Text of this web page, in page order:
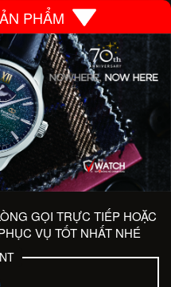
PHẨM
GỌI TRỰC TIẾP HOẶC
VỤ TỐT NHẤT NHÉ